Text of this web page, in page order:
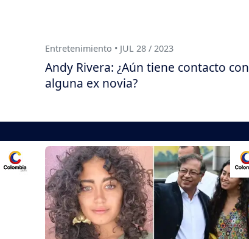
Entretenimiento • JUL 28 / 2023
Andy Rivera: ¿Aún tiene contacto con
alguna ex novia?